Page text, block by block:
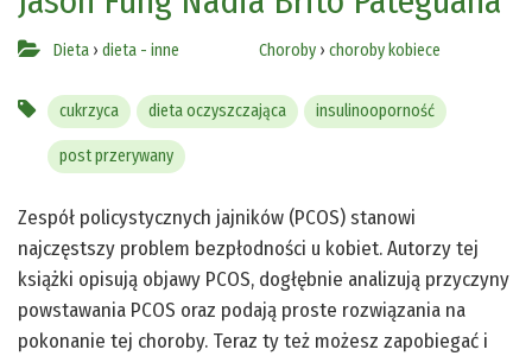
Dieta › dieta - inne Choroby › choroby kobiece
cukrzyca dieta oczyszczająca insulinooporność
post przerywany
Zespół policystycznych jajników (PCOS) stanowi
najczęstszy problem bezpłodności u kobiet. Autorzy tej
książki opisują objawy PCOS, dogłębnie analizują przyczyny
powstawania PCOS oraz podają proste rozwiązania na
pokonanie tej choroby. Teraz ty też możesz zapobiegać i